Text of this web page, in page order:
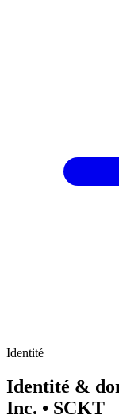
Identité
Identité &
Inc. • SCKT